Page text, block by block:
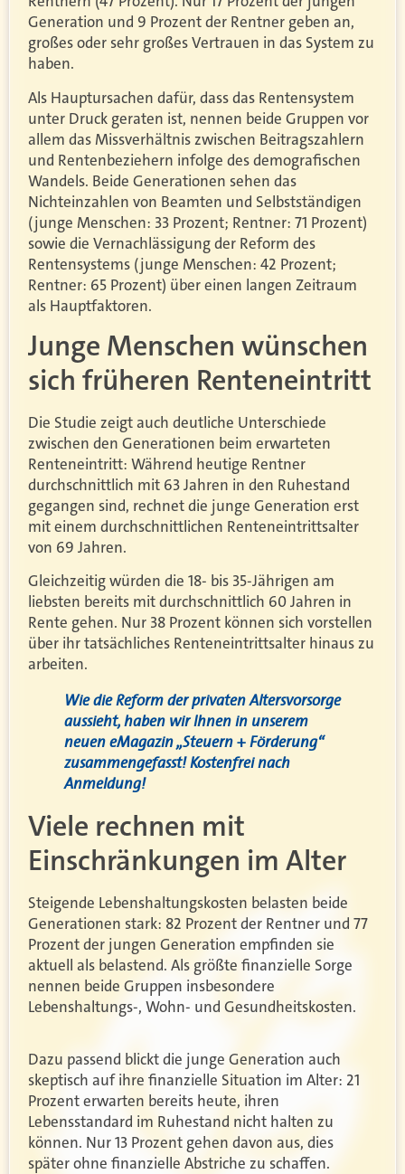
Generation und 9 Prozent der Rentner geben an,
großes oder sehr großes Vertrauen in das System zu
haben.
Als Hauptursachen dafür, dass das Rentensystem
unter Druck geraten ist, nennen beide Gruppen vor
allem das Missverhältnis zwischen Beitragszahlern
und Rentenbeziehern infolge des demografischen
Wandels. Beide Generationen sehen das
Nichteinzahlen von Beamten und Selbstständigen
(junge Menschen: 33 Prozent; Rentner: 71 Prozent)
sowie die Vernachlässigung der Reform des
Rentensystems (junge Menschen: 42 Prozent;
Rentner: 65 Prozent) über einen langen Zeitraum
als Hauptfaktoren.
Junge Menschen wünschen
sich früheren Renteneintritt
Die Studie zeigt auch deutliche Unterschiede
zwischen den Generationen beim erwarteten
Renteneintritt: Während heutige Rentner
durchschnittlich mit 63 Jahren in den Ruhestand
gegangen sind, rechnet die junge Generation erst
mit einem durchschnittlichen Renteneintrittsalter
von 69 Jahren.
Gleichzeitig würden die 18- bis 35-Jährigen am
liebsten bereits mit durchschnittlich 60 Jahren in
Rente gehen. Nur 38 Prozent können sich vorstellen
über ihr tatsächliches Renteneintrittsalter hinaus zu
arbeiten.
Wie die Reform der privaten Altersvorsorge
aussieht, haben wir Ihnen in unserem
neuen eMagazin „Steuern + Förderung“
zusammengefasst! Kostenfrei nach
Anmeldung!
Viele rechnen mit
Einschränkungen im Alter
Steigende Lebenshaltungskosten belasten beide
Generationen stark: 82 Prozent der Rentner und 77
Prozent der jungen Generation empfinden sie
aktuell als belastend. Als größte finanzielle Sorge
nennen beide Gruppen insbesondere
Lebenshaltungs-, Wohn- und Gesundheitskosten.
Dazu passend blickt die junge Generation auch
skeptisch auf ihre finanzielle Situation im Alter: 21
Prozent erwarten bereits heute, ihren
Lebensstandard im Ruhestand nicht halten zu
können. Nur 13 Prozent gehen davon aus, dies
später ohne finanzielle Abstriche zu schaffen.